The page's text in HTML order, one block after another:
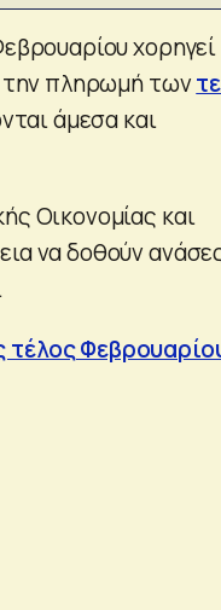
την πληρωμή των
άμεσα και
Οικονομίας και
να δοθούν